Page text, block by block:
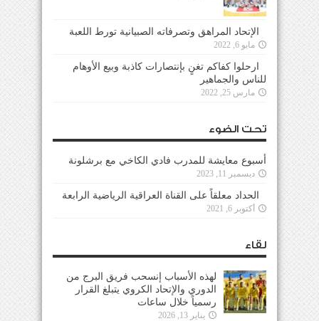
الإتحاد المراهق وتصرفاته الصبيانية تورط اللعبة
مايو 6, 2022
ارحلوا كفاكم تغنٍ بإنتصارات كاذبة وبيع الأوهام
للناس والجماهير
مارس 25, 2022
تحت الضوء
أسبوع معايشة للمدرب فادي الكاخي مع برشلونة
ديسمبر 11, 2023
الحداد معلقاً على القناة العراقية الرياضية الرابعة
أكتوبر 6, 2021
لقاء
لهذه الأسباب إنسحب فريق البرج من
الدوري والإتحاد الكروي يتبلغ القرار
رسمياً خلال ساعات
يناير 13, 2026